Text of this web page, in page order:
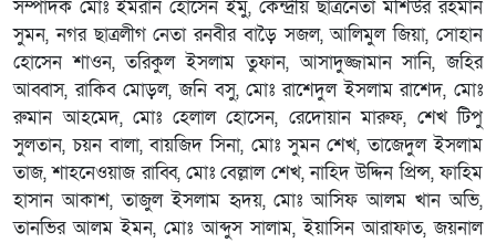
সম্পাদক মোঃ ইমরান হোসেন ইমু, কেন্দ্রীয় ছাত্রনেতা মশিউর রহমান
সুমন, নগর ছাত্রলীগ নেতা রনবীর বাড়ৈ সজল, আলিমুল জিয়া, সোহান
হোসেন শাওন, তরিকুল ইসলাম তুফান, আসাদুজ্জামান সানি, জহির
আব্বাস, রাকিব মোড়ল, জনি বসু, মোঃ রাশেদুল ইসলাম রাশেদ, মোঃ
রুমান আহমেদ, মোঃ হেলাল হোসেন, রেদোয়ান মারুফ, শেখ টিপু
সুলতান, চয়ন বালা, বায়জিদ সিনা, মোঃ সুমন শেখ, তাজেদুল ইসলাম
তাজ, শাহনেওয়াজ রাব্বি, মোঃ বেল্লাল শেখ, নাহিদ উদ্দিন প্রিন্স, ফাহিম
হাসান আকাশ, তাজুল ইসলাম হৃদয়, মোঃ আসিফ আলম খান অভি,
তানভির আলম ইমন, মোঃ আব্দুস সালাম, ইয়াসিন আরাফাত, জয়নাল